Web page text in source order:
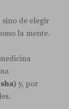
sino de elegir
la mente.
y, por